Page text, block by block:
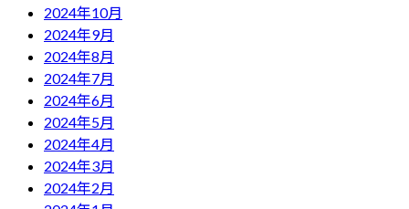
2024年10月
2024年9月
2024年8月
2024年7月
2024年6月
2024年5月
2024年4月
2024年3月
2024年2月